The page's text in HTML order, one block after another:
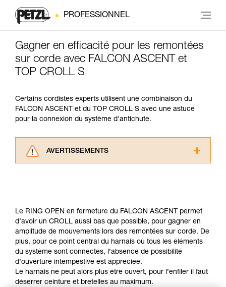
PROFESSIONNEL
Gagner en efficacité pour les remontées
sur corde avec FALCON ASCENT et
TOP CROLL S
Certains cordistes experts utilisent une combinaison du
FALCON ASCENT et du TOP CROLL S avec une astuce
pour la connexion du système d'antichute.
AVERTISSEMENTS
pouvoir comprendre ce complément
d’informations.
Maîtriser ces techniques nécessite une
formation et un entraînement spécifique. Validez
avec un professionnel votre capacité à refaire
la manipulation, seul, en toute sécurité, avant
de la reproduire en autonomie.
Nous donnons des exemples de techniques
Le RING OPEN en fermeture du FALCON ASCENT permet
d’avoir un CROLL aussi bas que possible, pour gagner en
amplitude de mouvements lors des remontées sur corde. De
plus, pour ce point central du harnais où tous les éléments
du système sont connectés, l’absence de possibilité
d’ouverture intempestive est appréciée.
Le harnais ne peut alors plus être ouvert, pour l’enfiler il faut
déserrer ceinture et bretelles au maximum.